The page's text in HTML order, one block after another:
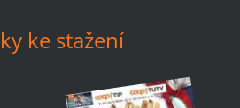
ke stažení